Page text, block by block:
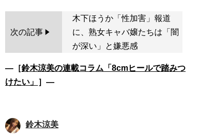
次の記事
木下ほうか「性加害」報道
に、熟女キャバ嬢たちは「闇
が深い」と嫌悪感
―［鈴木涼美の連載コラム「8cmヒールで踏みつ
けたい」 ］―
鈴木涼美